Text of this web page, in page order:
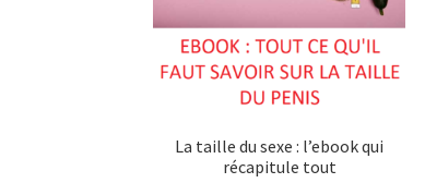
La taille du sexe : l’ebook qui
récapitule tout